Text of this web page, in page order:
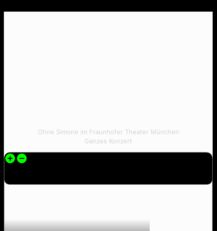
Ohne Simone im Fraunhofer Theater München
Ganzes Konzert